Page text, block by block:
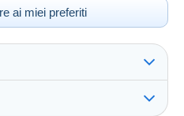
ai miei preferiti